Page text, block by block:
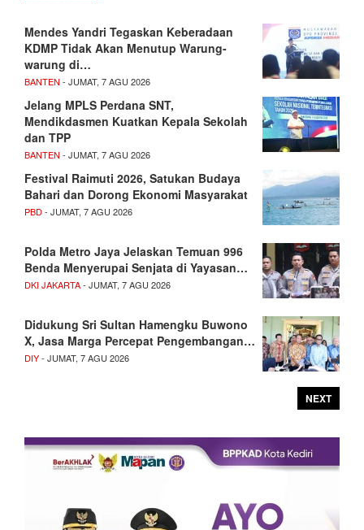
Mendes Yandri Tegaskan Keberadaan
KDMP Tidak Akan Menutup Warung-
warung di…
BANTEN - JUMAT, 7 AGU 2026
Jelang MPLS Perdana SNT,
Mendikdasmen Kuatkan Kepala Sekolah
dan TPP
BANTEN - JUMAT, 7 AGU 2026
Festival Raimuti 2026, Satukan Budaya
Bahari dan Dorong Ekonomi Masyarakat
PBD- JUMAT, 7 AGU 2026
Polda Metro Jaya Jelaskan Temuan 996
Benda Menyerupai Senjata di Yayasan…
DKI JAKARTA- JUMAT, 7 AGU 2026
Didukung Sri Sultan Hamengku Buwono
X, Jasa Marga Percepat Pengembangan…
DIY- JUMAT, 7 AGU 2026
NEXT